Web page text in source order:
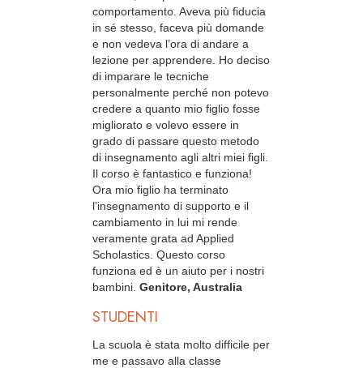
comportamento. Aveva più fiducia
in sé stesso, faceva più domande
e non vedeva l’ora di andare a
lezione per apprendere. Ho deciso
di imparare le tecniche
personalmente perché non potevo
credere a quanto mio figlio fosse
migliorato e volevo essere in
grado di passare questo metodo
di insegnamento agli altri miei figli.
Il corso è fantastico e funziona!
Ora mio figlio ha terminato
l’insegnamento di supporto e il
cambiamento in lui mi rende
veramente grata ad Applied
Scholastics. Questo corso
funziona ed è un aiuto per i nostri
bambini. Genitore, Australia
STUDENTI
La scuola è stata molto difficile per
me e passavo alla classe